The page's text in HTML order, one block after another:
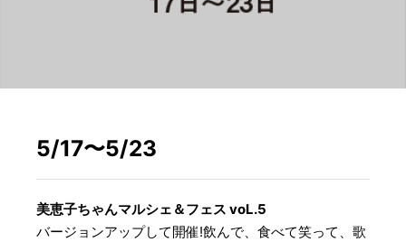
5/17〜5/23
美恵子ちゃんマルシェ＆フェス voL.5
バージョンアップして開催!飲んで、食べて笑って、歌